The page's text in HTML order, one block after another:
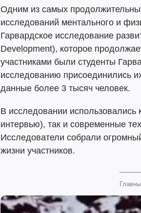
Одним из самых
исследований ментального и
Гарвардское исследование
Development), которое
участниками были студенты
исследованию присоединились
данные более 3 тысяч человек.
В исследовании
интервью), так и современные
Исследователи собрали
жизни участников.